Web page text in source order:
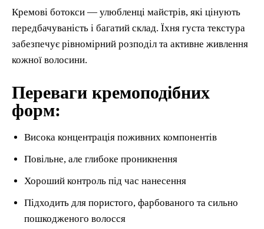
Кремові ботокси — улюбленці майстрів, які цінують
передбачуваність і багатий склад. Їхня густа текстура
забезпечує рівномірний розподіл та активне живлення
кожної волосини.
Переваги кремоподібних
форм:
Висока концентрація поживних компонентів
Повільне, але глибоке проникнення
Хороший контроль під час нанесення
Підходить для пористого, фарбованого та сильно
пошкодженого волосся